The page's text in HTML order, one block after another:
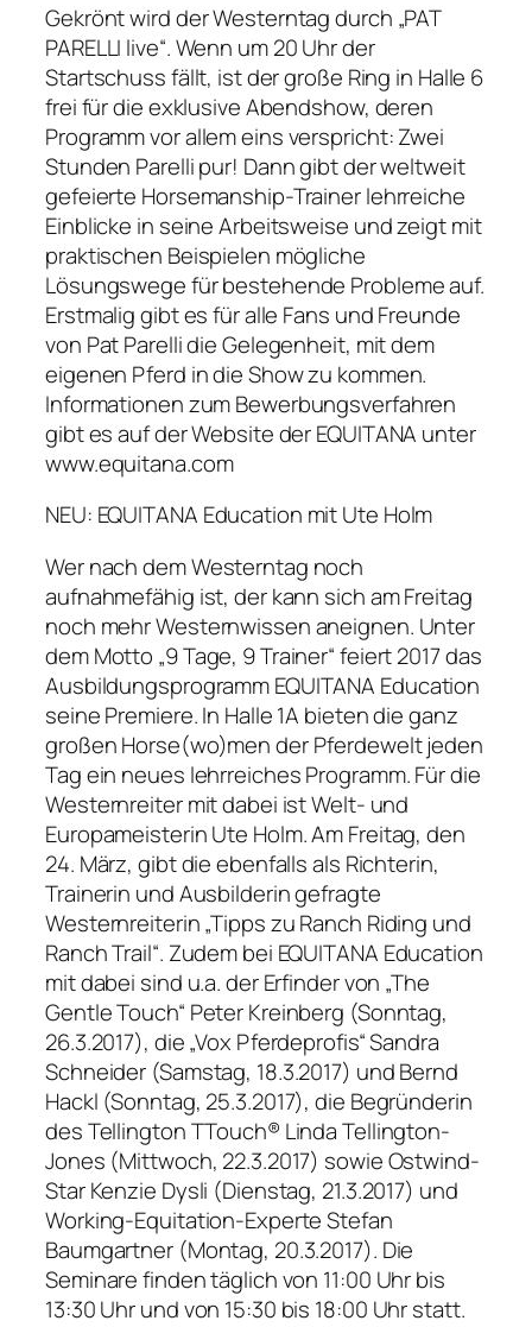
Gekrönt wird der Westerntag durch „PAT
PARELLI live“. Wenn um 20 Uhr der
Startschuss fällt, ist der große Ring in Halle 6
frei für die exklusive Abendshow, deren
Programm vor allem eins verspricht: Zwei
Stunden Parelli pur! Dann gibt der weltweit
gefeierte Horsemanship-Trainer lehrreiche
Einblicke in seine Arbeitsweise und zeigt mit
praktischen Beispielen mögliche
Lösungswege für bestehende Probleme auf.
Erstmalig gibt es für alle Fans und Freunde
von Pat Parelli die Gelegenheit, mit dem
eigenen Pferd in die Show zu kommen.
Informationen zum Bewerbungsverfahren
gibt es auf der Website der EQUITANA unter
www.equitana.com
NEU: EQUITANA Education mit Ute Holm
Wer nach dem Westerntag noch
aufnahmefähig ist, der kann sich am Freitag
noch mehr Westernwissen aneignen. Unter
dem Motto „9 Tage, 9 Trainer“ feiert 2017 das
Ausbildungsprogramm EQUITANA Education
seine Premiere. In Halle 1A bieten die ganz
großen Horse(wo)men der Pferdewelt jeden
Tag ein neues lehrreiches Programm. Für die
Westernreiter mit dabei ist Welt- und
Europameisterin Ute Holm. Am Freitag, den
24. März, gibt die ebenfalls als Richterin,
Trainerin und Ausbilderin gefragte
Westernreiterin „Tipps zu Ranch Riding und
Ranch Trail“. Zudem bei EQUITANA Education
mit dabei sind u.a. der Erfinder von „The
Gentle Touch“ Peter Kreinberg (Sonntag,
26.3.2017), die „Vox Pferdeprofis“ Sandra
Schneider (Samstag, 18.3.2017) und Bernd
Hackl (Sonntag, 25.3.2017), die Begründerin
des Tellington TTouch® Linda Tellington-
Jones (Mittwoch, 22.3.2017) sowie Ostwind-
Star Kenzie Dysli (Dienstag, 21.3.2017) und
Working-Equitation-Experte Stefan
Baumgartner (Montag, 20.3.2017). Die
Seminare finden täglich von 11:00 Uhr bis
13:30 Uhr und von 15:30 bis 18:00 Uhr statt.